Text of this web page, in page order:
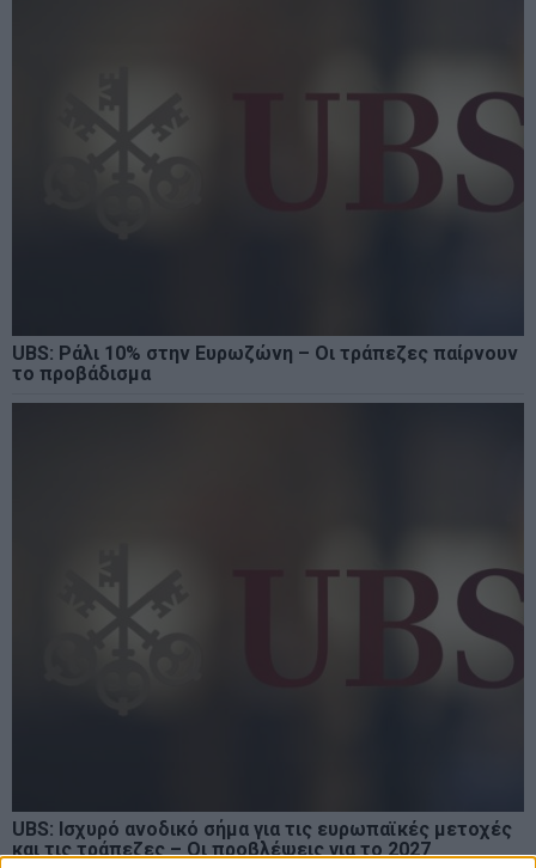
UBS: Ράλι 10% στην Ευρωζώνη – Οι τράπεζες παίρνουν
το προβάδισμα
UBS: Ισχυρό ανοδικό σήμα για τις ευρωπαϊκές μετοχές
και τις τράπεζες – Οι προβλέψεις για το 2027